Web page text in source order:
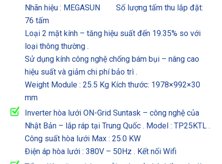
Nhãn hiệu : MEGASUN Số lượng tấm thu lắp đặt:
76 tấm
Loại 2 mặt kính – tăng hiệu suất đến 19.35% so với
loại thông thường .
Sử dụng kính công nghệ chống bám bụi – nâng cao
hiệu suất và giảm chi phí bảo trì .
Weight Module : 25.5 Kg Kích thước: 1978×992×30
mm
Inverter hòa lưới ON-Grid Suntask – công nghệ của
Nhật Bản – lắp ráp tại Trung Quốc . Model : TP25KTL .
Công suất hòa lưới Max : 25.0 KW
Điện áp hòa lưới : 380V – 50Hz . Kết nối Wifi